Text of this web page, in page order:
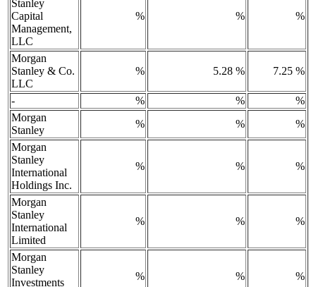
Stanley
Capital
Management,
LLC
% % %
Morgan
Stanley & Co.
LLC
% 5.28 % 7.25 %
- % %
%
Morgan
Stanley
% %
%
Morgan
Stanley
International
Holdings Inc.
% % %
Morgan
Stanley
International
Limited
% % %
Morgan
Stanley
Investments
% % %